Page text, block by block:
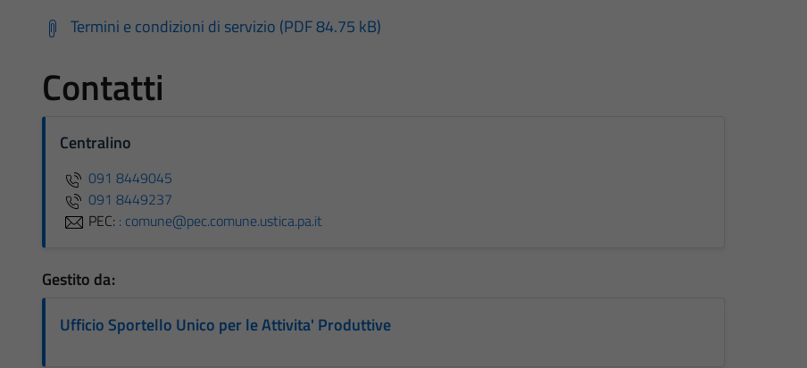
Termini e condizioni di servizio (PDF 84.75 kB)
Contatti
Centralino
091 8449045
091 8449237
PEC: : comune@pec.comune.ustica.pa.it
Gestito da:
Ufficio Sportello Unico per le Attivita' Produttive